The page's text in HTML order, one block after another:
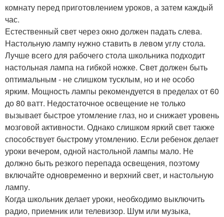
комнату перед приготовлением уроков, а затем каждый
час.
Естественный свет через окно должен падать слева.
Настольную лампу нужно ставить в левом углу стола.
Лучше всего для рабочего стола школьника подходит
настольная лампа на гибкой ножке. Свет должен быть
оптимальным - не слишком тусклым, но и не особо
ярким. Мощность лампы рекомендуется в пределах от 60
до 80 ватт. Недостаточное освещение не только
вызывает быстрое утомление глаз, но и снижает уровень
мозговой активности. Однако слишком яркий свет также
способствует быстрому утомлению. Если ребенок делает
уроки вечером, одной настольной лампы мало. Не
должно быть резкого перепада освещения, поэтому
включайте одновременно и верхний свет, и настольную
лампу.
Когда школьник делает уроки, необходимо выключить
радио, приемник или телевизор. Шум или музыка,